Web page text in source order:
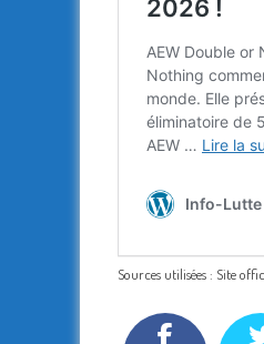
Sources utilisées : Site